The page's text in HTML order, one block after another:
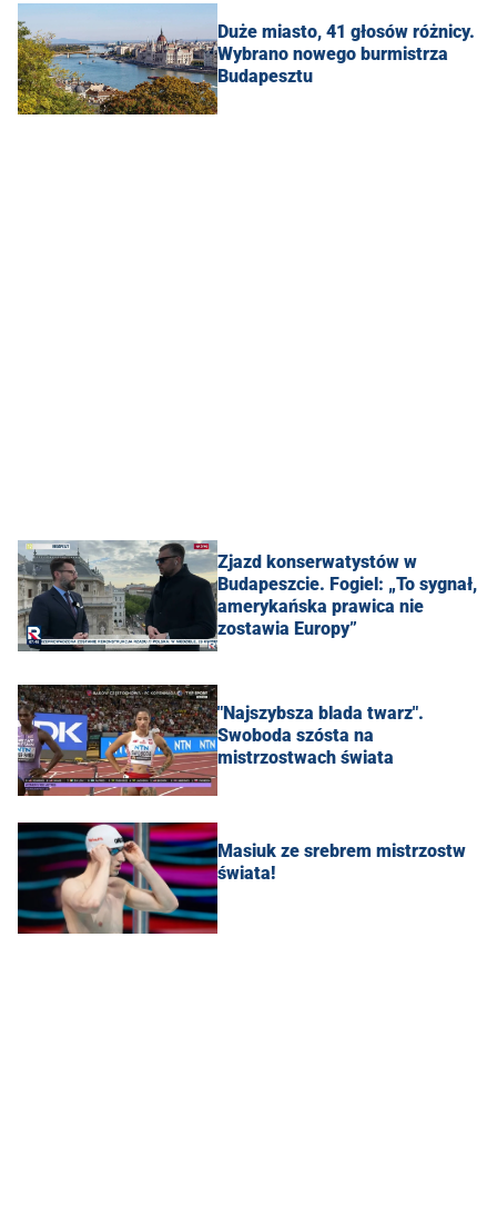
Duże miasto, 41 głosów różnicy.
Wybrano nowego burmistrza
Budapesztu
Zjazd konserwatystów w
Budapeszcie. Fogiel: „To sygnał,
amerykańska prawica nie
zostawia Europy”
"Najszybsza blada twarz".
Swoboda szósta na
mistrzostwach świata
Masiuk ze srebrem mistrzostw
świata!